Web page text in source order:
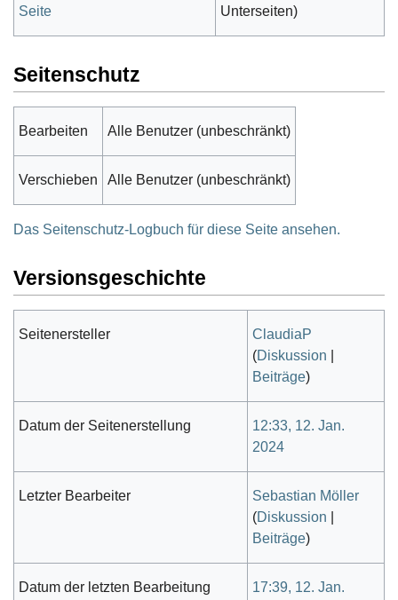
Seite
Unterseiten)
Seitenschutz
Bearbeiten Alle Benutzer (unbeschränkt)
Verschieben Alle Benutzer (unbeschränkt)
Das Seitenschutz-Logbuch für diese Seite ansehen.
Versionsgeschichte
Seitenersteller
ClaudiaP
(Diskussion
Beiträge)
Datum der Seitenerstellung
12:33, 12. Jan.
2024
Letzter Bearbeiter
Sebastian Möller
(Diskussion
Beiträge)
Datum der letzten Bearbeitung
17:39, 12. Jan.